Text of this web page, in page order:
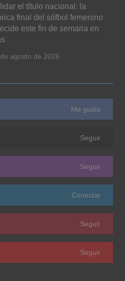
el título nacional: la
final del sófbol femenino
este fin de semana en
agosto de 2026
Me gusta
Seguir
Seguir
Conectar
Seguir
Seguir